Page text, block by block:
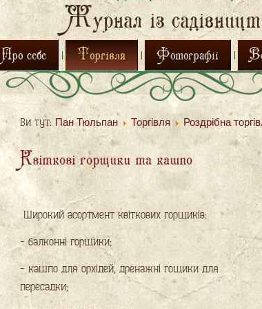
Журнал із
Про себе Торгівля Фотографії
Ви тут:Пан Тюльпан Торгівля Роздрібна
Квіткові горщики та кашпо
Широкий асортмент квіткових горщиків:
- балконні горщики;
- кашпо для орхідей, дренажні гощики для
пересадки;